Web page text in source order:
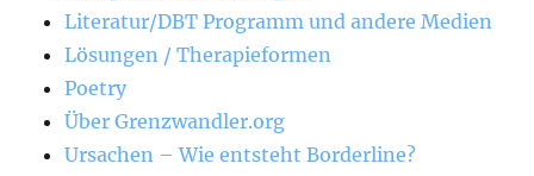
Literatur/DBT Programm und andere Medien
Lösungen / Therapieformen
Poetry
Über Grenzwandler.org
Ursachen – Wie entsteht Borderline?